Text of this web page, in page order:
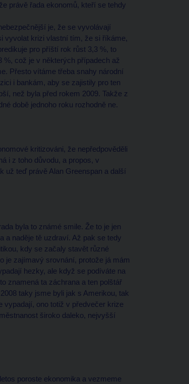
právě řada ekonomů, kteří se tehdy
je, že se vyvolávají
vyvolat krizi vlastní tím, že si říkáme,
pro příští rok růst 3,3 %, to
%, což je v některých případech až
Přesto vítáme třeba snahy národní
i bankám, aby se zajistily pro ten
než byla před rokem 2009. Takže z
době jednoho roku rozhodně ne.
kritizováni, že nepředpověděli
i z toho důvodu, a propos, v
už teď právě Alan Greenspan a další
byla to známé smile. Že to je jen
a naděje tě uzdraví. Až pak se tedy
kdy se začaly stavět různé
je zajímavý srovnání, protože já mám
hezky, ale když se podíváte na
znamená ta záchrana a ten polštář
taky jsme byli jak s Amerikou, tak
vypadají, ono totiž v předvečer krize
široko daleko, nejvyšší
poroste ekonomika a vezmeme